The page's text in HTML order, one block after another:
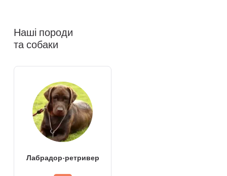
Наші породи
та собаки
Лабрадор-ретривер